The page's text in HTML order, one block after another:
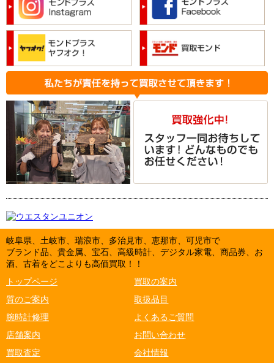
岐阜県、土岐市、瑞浪市、多治見市、恵那市、可児市で
ブランド品、貴金属、宝石、高級時計、デジタル家電、商品券、お
酒、古着をどこよりも高価買取！！
トップページ
買取の案内
質のご案内
取扱品目
腕時計修理
よくあるご質問
店舗案内
お問い合わせ
買取査定
会社情報